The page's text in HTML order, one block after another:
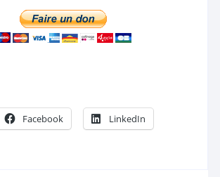
Facebook LinkedIn